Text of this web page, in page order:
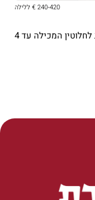
240-420 € ללילה
דירת נופש אלגנטית במרכז מילאנו, משופצת לחלוטין המכילה עד 4